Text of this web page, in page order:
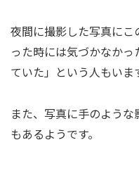
夜間に撮影した写真に
った時には気づかなか
ていた」という人もいま
また、写真に手のよう
もあるようです。